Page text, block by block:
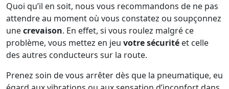
Quoi qu’il en soit, nous vous recommandons de ne pas
attendre au moment où vous constatez ou soupçonnez
unecrevaison. En effet, si vous roulez malgré ce
problème, vous mettez en jeu votre sécurité et celle
des autres conducteurs sur la route.
Prenez soin de vous arrêter dès que la pneumatique, eu